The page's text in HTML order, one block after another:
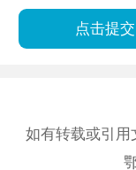
如有转载或引用